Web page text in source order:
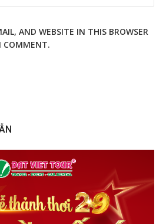
AND WEBSITE IN THIS BROWSER
COMMENT.